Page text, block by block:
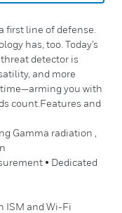
first line of defense.
has, too. Today’s
detector is
and more
you with
count.Features and
Gamma radiation ,
• Dedicated
ISM and Wi-Fi